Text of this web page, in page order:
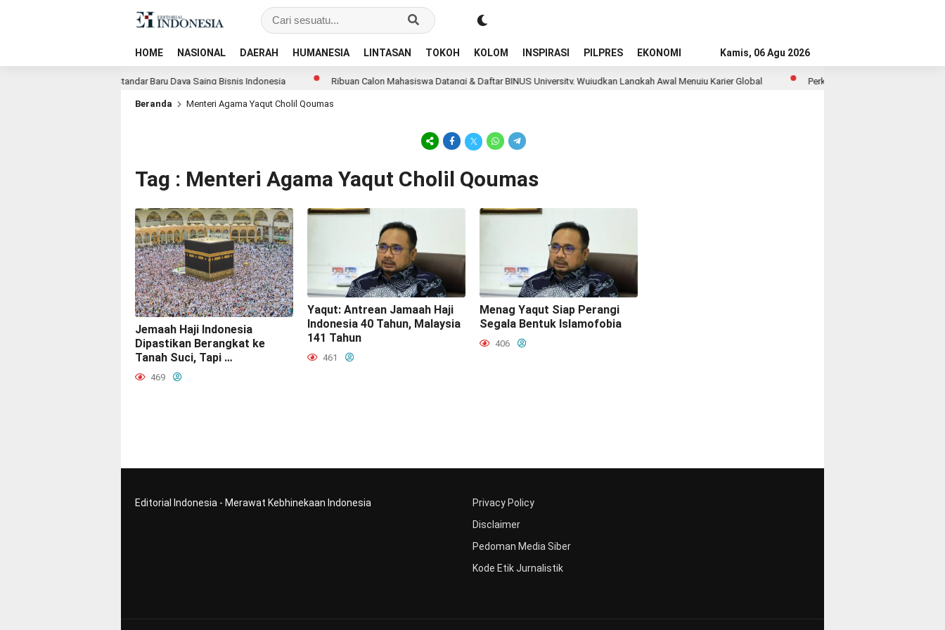
HOME NASIONAL DAERAH HUMANESIA LINTASAN TOKOH KOLOM INSPIRASI PILPRES EKONOMI Kamis, 06 Agu 2026
Dorong ESG Menjadi Standar Baru Daya Saing Bisnis Indonesia Ribuan Calon Mahasiswa Datangi & Daftar BINUS University, Wujudkan Langkah Awal Menuju Karier Global Perkuat Ketahanan Pangan dan
Beranda Menteri Agama Yaqut Cholil Qoumas
Tag : Menteri Agama Yaqut Cholil Qoumas
Jemaah Haji Indonesia
Dipastikan Berangkat ke
Tanah Suci, Tapi …
469
Yaqut: Antrean Jamaah Haji
Indonesia 40 Tahun, Malaysia
141 Tahun
461
Menag Yaqut Siap Perangi
Segala Bentuk Islamofobia
406
Privacy Policy
Disclaimer
Pedoman Media Siber
Kode Etik Jurnalistik
Editorial Indonesia - Merawat Kebhinekaan Indonesia